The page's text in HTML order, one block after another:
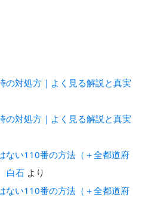
の対処方｜よく見る解説と真実
の対処方｜よく見る解説と真実
ない110番の方法（＋全都道府
白石 より
ない110番の方法（＋全都道府